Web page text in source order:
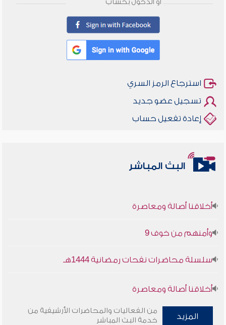
أو الدخول بحساب
استرجاع الرمز السري
تسجيل عضو جديد
إعادة تفعيل حساب
البث المباشر
أخلاقنا أصالة ومعاصرة
وأمنهم من خوف 9
سلسلة محاضرات نفحات رمضانية 1444هـ
أخلاقنا أصالة ومعاصرة
وأمنهم من خوف 9
المزيد
من الفعاليات والمحاضرات الأرشيفية من
خدمة البث المباشر